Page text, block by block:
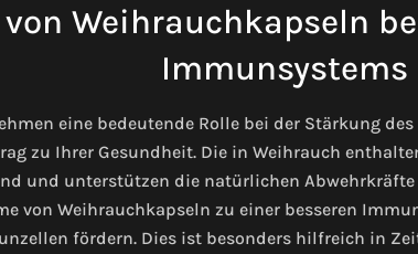
von Weihrauchkapseln
Immunsystems
eine bedeutende Rolle bei der Stärkung
zu Ihrer Gesundheit. Die in Weihrauch
und unterstützen die natürlichen Abwehrkräfte
von Weihrauchkapseln zu einer besseren
fördern. Dies ist besonders hilfreich in